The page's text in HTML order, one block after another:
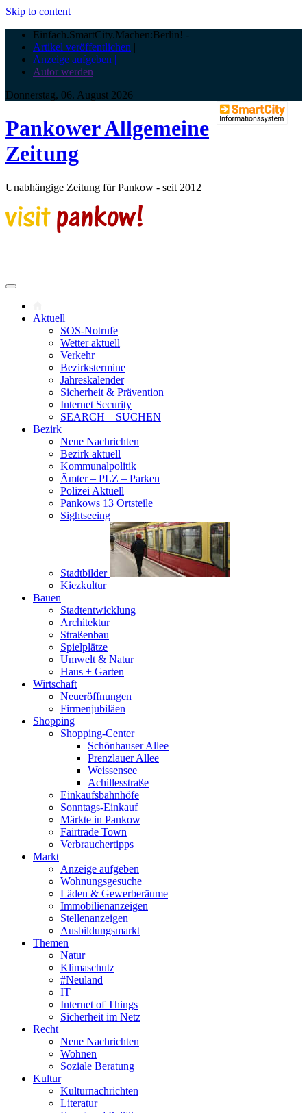
Skip to content
Einfach.SmartCity.Machen:Berlin! -
Artikel veröffentlichen |
Anzeige aufgeben |
Autor werden
Donnerstag, 06. August 2026
Pankower Allgemeine
Zeitung
Unabhängige Zeitung für Pankow - seit 2012
Aktuell
SOS-Notrufe
Wetter aktuell
Verkehr
Bezirkstermine
Jahreskalender
Sicherheit & Prävention
Internet Security
SEARCH – SUCHEN
Bezirk
Neue Nachrichten
Bezirk aktuell
Kommunalpolitik
Ämter – PLZ – Parken
Polizei Aktuell
Pankows 13 Ortsteile
Sightseeing
Stadtbilder
Kiezkultur
Bauen
Stadtentwicklung
Architektur
Straßenbau
Spielplätze
Umwelt & Natur
Haus + Garten
Wirtschaft
Neueröffnungen
Firmenjubiläen
Shopping
Shopping-Center
Schönhauser Allee
Prenzlauer Allee
Weissensee
Achillesstraße
Einkaufsbahnhöfe
Sonntags-Einkauf
Märkte in Pankow
Fairtrade Town
Verbrauchertipps
Markt
Anzeige aufgeben
Wohnungsgesuche
Läden & Gewerberäume
Immobilienanzeigen
Stellenanzeigen
Ausbildungsmarkt
Themen
Natur
Klimaschutz
#Neuland
IT
Internet of Things
Sicherheit im Netz
Recht
Neue Nachrichten
Wohnen
Soziale Beratung
Kultur
Kulturnachrichten
Literatur